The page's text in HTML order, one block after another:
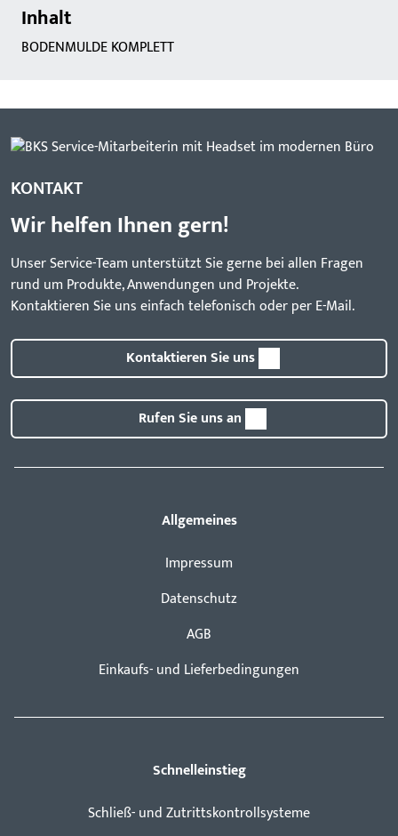
Inhalt
BODENMULDE KOMPLETT
KONTAKT
Wir helfen Ihnen gern!
Unser Service-Team unterstützt Sie gerne bei allen Fragen
rund um Produkte, Anwendungen und Projekte.
Kontaktieren Sie uns einfach telefonisch oder per E-Mail.
Kontaktieren Sie uns
Rufen Sie uns an
Allgemeines
Impressum
Datenschutz
AGB
Einkaufs- und Lieferbedingungen
Schnelleinstieg
Schließ- und Zutrittskontrollsysteme